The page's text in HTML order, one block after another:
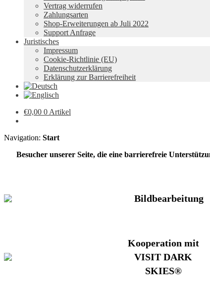
Vertrag widerrufen
Zahlungsarten
Shop-Erweiterungen ab Juli 2022
Support Anfrage
Juristisches
Impressum
Cookie-Richtlinie (EU)
Datenschutzerklärung
Erklärung zur Barrierefreiheit
€0,00 0 Artikel
Navigation: Start
Besucher unserer Seite, die eine barrierefreie
Bildbearbeitung
Kooperation mit
VISIT DARK
SKIES®